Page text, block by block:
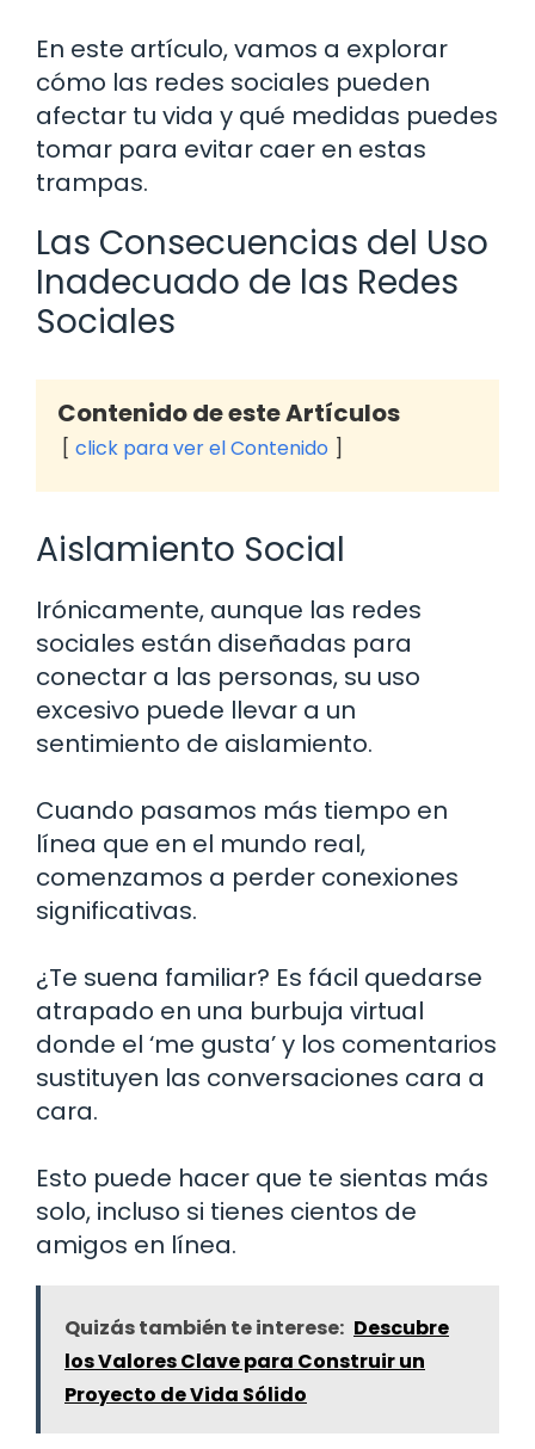
En este artículo, vamos a explorar
cómo las redes sociales pueden
afectar tu vida y qué medidas puedes
tomar para evitar caer en estas
trampas.
Las Consecuencias del Uso
Inadecuado de las Redes
Sociales
Contenido de este Artículos
click para ver el Contenido
Aislamiento Social
Irónicamente, aunque las redes
sociales están diseñadas para
conectar a las personas, su uso
excesivo puede llevar a un
sentimiento de aislamiento.
Cuando pasamos más tiempo en
línea que en el mundo real,
comenzamos a perder conexiones
significativas.
¿Te suena familiar? Es fácil quedarse
atrapado en una burbuja virtual
donde el ‘me gusta’ y los comentarios
sustituyen las conversaciones cara a
cara.
Esto puede hacer que te sientas más
solo, incluso si tienes cientos de
amigos en línea.
Quizás también te interese: Descubre
los Valores Clave para Construir un
Proyecto de Vida Sólido